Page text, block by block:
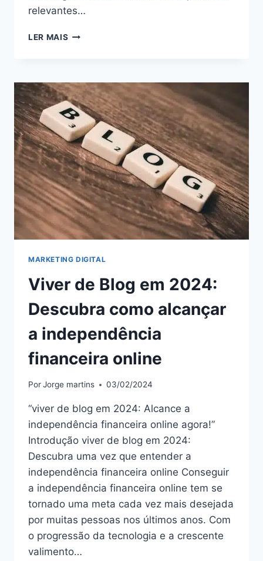
relevantes…
LER MAIS
MAXIMIZAR
SEUS
GANHOS
COMO
AFILIADO
DIGITAL:
AUMENTE
SUA
RENDA
AGORA!
MARKETING DIGITAL
Viver de Blog em 2024:
Descubra como alcançar
a independência
financeira online
PorJorge martins 03/02/2024
“viver de blog em 2024: Alcance a
independência financeira online agora!”
Introdução viver de blog em 2024:
Descubra uma vez que entender a
independência financeira online Conseguir
a independência financeira online tem se
tornado uma meta cada vez mais desejada
por muitas pessoas nos últimos anos. Com
o progressão da tecnologia e a crescente
valimento…